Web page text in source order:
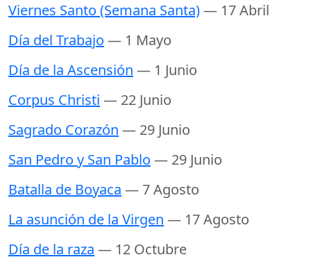
Viernes Santo (Semana Santa)— 17 Abril
Día del Trabajo — 1 Mayo
Día de la Ascensión — 1 Junio
Corpus Christi — 22 Junio
Sagrado Corazón — 29 Junio
San Pedro y San Pablo — 29 Junio
Batalla de Boyaca — 7 Agosto
La asunción de la Virgen — 17 Agosto
Día de la raza — 12 Octubre